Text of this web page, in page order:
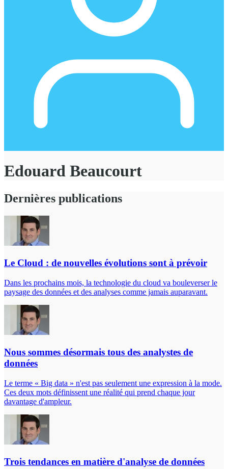
Edouard Beaucourt
Dernières publications
Le Cloud : de nouvelles évolutions sont à prévoir
Dans les prochains mois, la technologie du cloud va bouleverser le
paysage des données et des analyses comme jamais auparavant.
Nous sommes désormais tous des analystes de
données
Le terme « Big data » n'est pas seulement une expression à la mode.
Ces deux mots définissent une réalité qui prend chaque jour
davantage d'ampleur.
Trois tendances en matière d'analyse de données